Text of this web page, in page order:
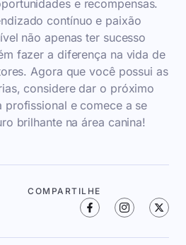
e recompensas.
contínuo e paixão
não apenas ter sucesso
fazer a diferença na vida de
Agora que você possui as
considere dar o próximo
profissional e comece a se
brilhante na área canina!
COMPARTILHE